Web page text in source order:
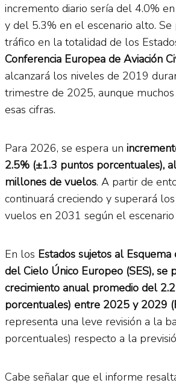
incremento diario sería del 4.0%
y del 5.3% en el escenario alto.
tráfico en la totalidad de los
Conferencia Europea de Aviación
alcanzará los niveles de 2019
trimestre de 2025, aunque
esas cifras.
Para 2026, se espera un
2.5% (±1.3 puntos porcentuales),
millones de vuelos. A partir de
continuará creciendo y superará
vuelos en 2031 según el escenario
En los Estados sujetos al
del Cielo Único Europeo (SES), se
crecimiento anual promedio del
porcentuales) entre 2025 y 2029
representa una leve revisión a la
porcentuales) respecto a la
Cabe señalar que el informe